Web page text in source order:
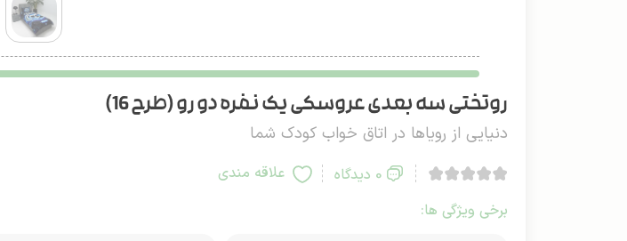
روتختی سه بعدی عروسکی یک نفره دو رو (طرح 16)
دنیایی از رویاها در اتاق خواب کودک شما
0 دیدگاه
علاقه مندی
برخی ویژگی ها: